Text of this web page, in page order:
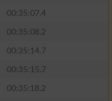
00:35:07.4
00:35:08.2
00:35:14.7
00:35:15.7
00:35:18.2